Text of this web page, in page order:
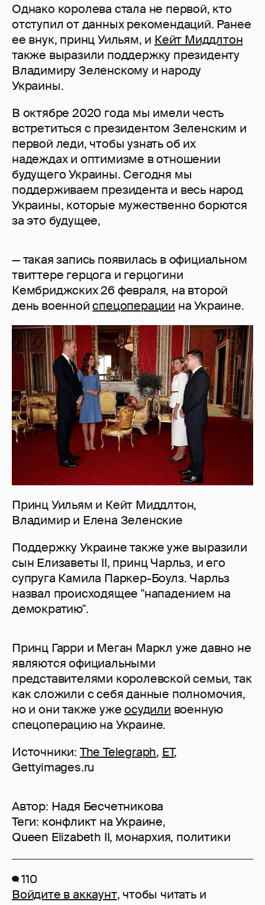
Однако королева стала не первой, кто
отступил от данных рекомендаций. Ранее
ее внук, принц Уильям, и Кейт Миддлтон
также выразили поддержку президенту
Владимиру Зеленскому и народу
Украины.
В октябре 2020 года мы имели честь
встретиться с президентом Зеленским и
первой леди, чтобы узнать об их
надеждах и оптимизме в отношении
будущего Украины. Сегодня мы
поддерживаем президента и весь народ
Украины, которые мужественно борются
за это будущее,
— такая запись появилась в официальном
твиттере герцога и герцогини
Кембриджских 26 февраля, на второй
день военнойспецоперации на Украине.
Принц Уильям и Кейт Миддлтон,
Владимир и Елена Зеленские
Поддержку Украине также уже выразили
сын Елизаветы II, принц Чарльз, и его
супруга Камила Паркер-Боулз. Чарльз
назвал происходящее "нападением на
демократию".
Принц Гарри и Меган Маркл уже давно не
являются официальными
представителями королевской семьи, так
как сложили с себя данные полномочия,
но и они также ужеосудили военную
спецоперацию на Украине.
Источники: The Telegraph, ET,
Gettyimages.ru
Автор: Надя Бесчетникова
Теги: конфликт на Украине,
Queen Elizabeth II, монархия, политики
110
Войдите в аккаунт, чтобы читать и